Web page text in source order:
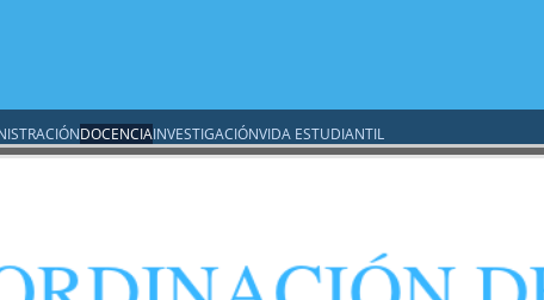
DOCENCIAINVESTIGACIÓNVIDA ESTUDIANTIL